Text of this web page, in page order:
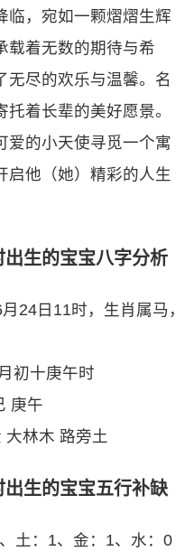
临，宛如一颗熠熠生辉
载着无数的期待与希
无尽的欢乐与温馨。名
着长辈的美好愿景。
爱的小天使寻觅一个寓
启他（她）精彩的人生
生的宝宝八字分析
24日11时，生肖属马，
初十庚午时
庚午
大林木 路旁土
生的宝宝五行补缺
土：1、金：1、水：0